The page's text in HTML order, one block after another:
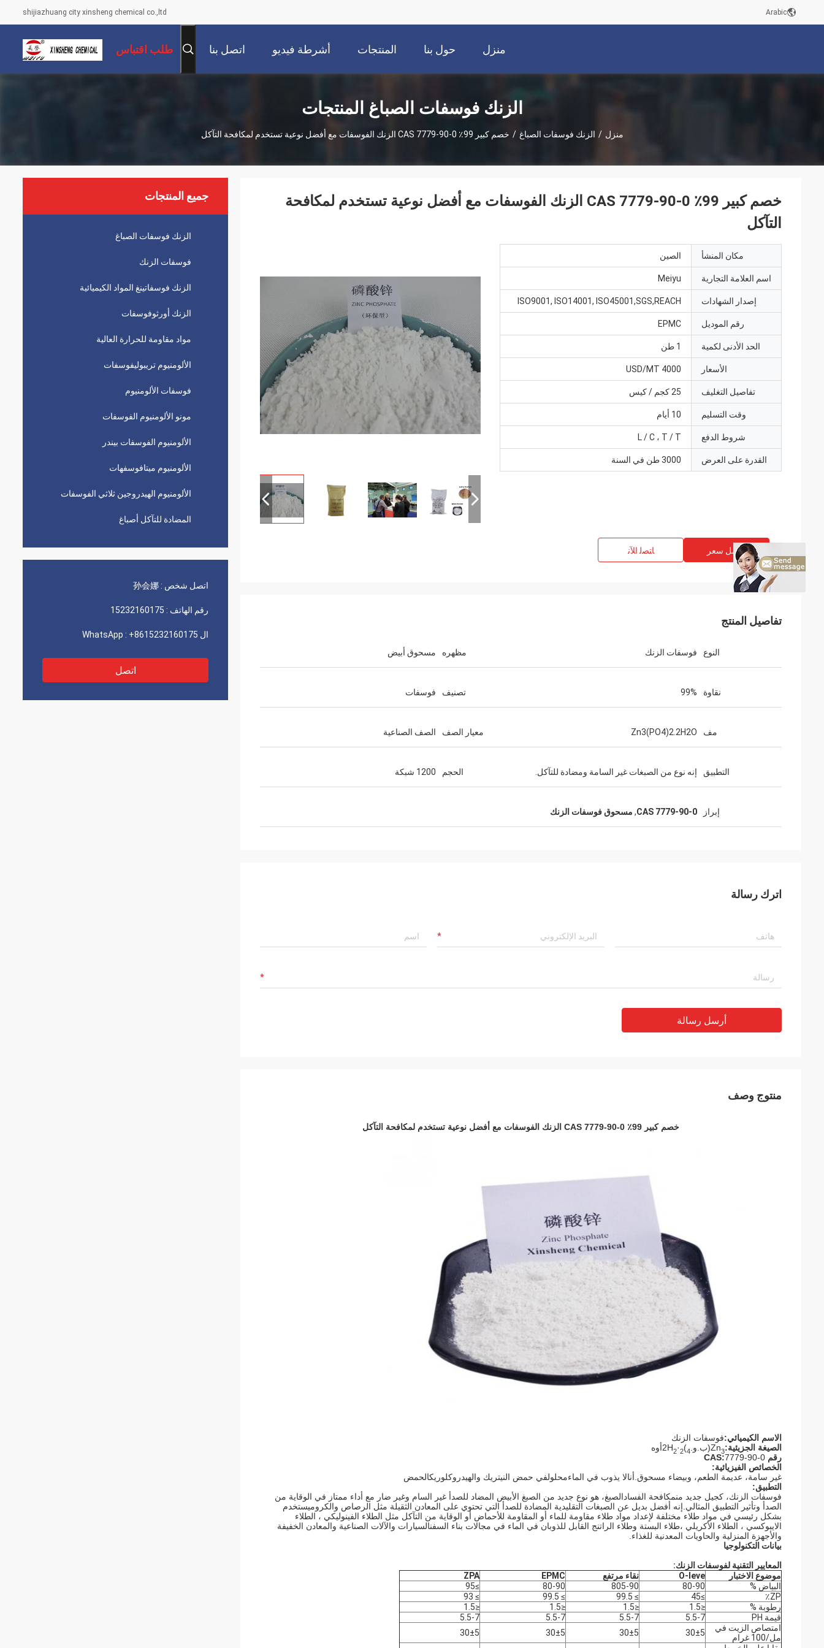
shijiazhuang city xinsheng chemical co.,ltd Arabic
منزل حول بنا المنتجات أشرطة فيديو اتصل بنا طلب اقتباس
الزنك فوسفات الصباغ المنتجات
منزل / الزنك فوسفات الصباغ / خصم كبير 99٪ CAS 7779-90-0 الزنك الفوسفات مع أفضل نوعية تستخدم لمكافحة التآكل
جميع المنتجات
الزنك فوسفات الصباغ
فوسفات الزنك
الزنك فوسفاتينغ المواد الكيميائية
الزنك أورثوفوسفات
مواد مقاومة للحرارة العالية
الألومنيوم تريبوليفوسفات
فوسفات الألومنيوم
مونو الألومنيوم الفوسفات
الألومنيوم الفوسفات بيندر
الألومنيوم ميتافوسفهات
الألومنيوم الهيدروجين ثلاثي الفوسفات
المضادة للتآكل أصباغ
اتصل شخص : 孙会娜
رقم الهاتف : 15232160175
ال WhatsApp : +8615232160175
اتصل
خصم كبير 99٪ CAS 7779-90-0 الزنك الفوسفات مع أفضل نوعية تستخدم لمكافحة
التآكل
مكان المنشأ الصين
اسم العلامة التجارية Meiyu
إصدار الشهادات ISO9001, ISO14001, ISO45001,SGS,REACH
رقم الموديل EPMC
الحد الأدنى لكمية 1 طن
الأسعار 4000 USD/MT
تفاصيل التغليف 25 كجم / كيس
وقت التسليم 10 أيام
شروط الدفع L / C ، T / T
القدرة على العرض 3000 طن في السنة
افضل سعر ﺎﺘﺼﻟ ﺍﻶﻧ
تفاصيل المنتج
النوع فوسفات الزنك مظهره مسحوق أبيض
نقاوة 99% تصنيف فوسفات
مف Zn3(PO4)2.2H2O معيار الصف الصف الصناعية
التطبيق إنه نوع من الصبغات غير السامة ومضادة للتآكل. الحجم 1200 شبكة
إبراز CAS 7779-90-0
, مسحوق فوسفات الزنك
اترك رسالة
أرسل رسالة
منتوج وصف
خصم كبير 99٪ CAS 7779-90-0 الزنك الفوسفات مع أفضل نوعية تستخدم لمكافحة التآكل
الاسم الكيميائي:فوسفات الزنك
الصيغة الجزيئية:
Zn3 (ب.و. 4
)
2
·2H
2
أوه
رقم CAS: 7779-90-0
الخصائص الفيزيائية:
غير سامة، عديمة الطعم، وبيضاء مسحوق. أنالا يذوب في الماءمحلولفي حمض النيتريك والهيدروكلوريكالحمض
التطبيق:
فوسفات الزنك، كجيل جديد منمكافحة الفسادالصبغ، هو نوع جديد من الصبغ الأبيض المضاد للصدأ غير السام وغير ضار مع أداء ممتاز في الوقاية من
الصدأ وتأثير التطبيق المثالي.إنه أفضل بديل عن الصبغات التقليدية المضادة للصدأ التي تحتوي على المعادن الثقيلة مثل الرصاص والكروميستخدم
بشكل رئيسي في مواد طلاء مختلفة لإعداد مواد طلاء مقاومة للماء أو المقاومة للأحماض أو الوقاية من التآكل مثل الطلاء الفينوليكي ، الطلاء
الايبوكسي ، الطلاء الأكريلي ،طلاء البستة وطلاء الراتنج القابل للذوبان في الماء في مجالات بناء السفنالسيارات والآلات الصناعية والمعادن الخفيفة
والأجهزة المنزلية والحاويات المعدنية للغذاء.
بيانات التكنولوجيا
المعايير التقنية لفوسفات الزنك:
موضوع الاختبار
O-leve نقاء مرتفع EPMC
ZPA
البياض %
80-90
805-90
80-90
≥95
ZP٪
≥45
≥ 99.5
≥ 99.5
≥ 93
رطوبة %
≤1.5
≤1.5
≤1.5
≤1.5
قيمة PH
5.5-7
5.5-7
5.5-7
5.5-7
امتصاص الزيت في
مل/100 غرام
30±5
30±5
30±5
30±5